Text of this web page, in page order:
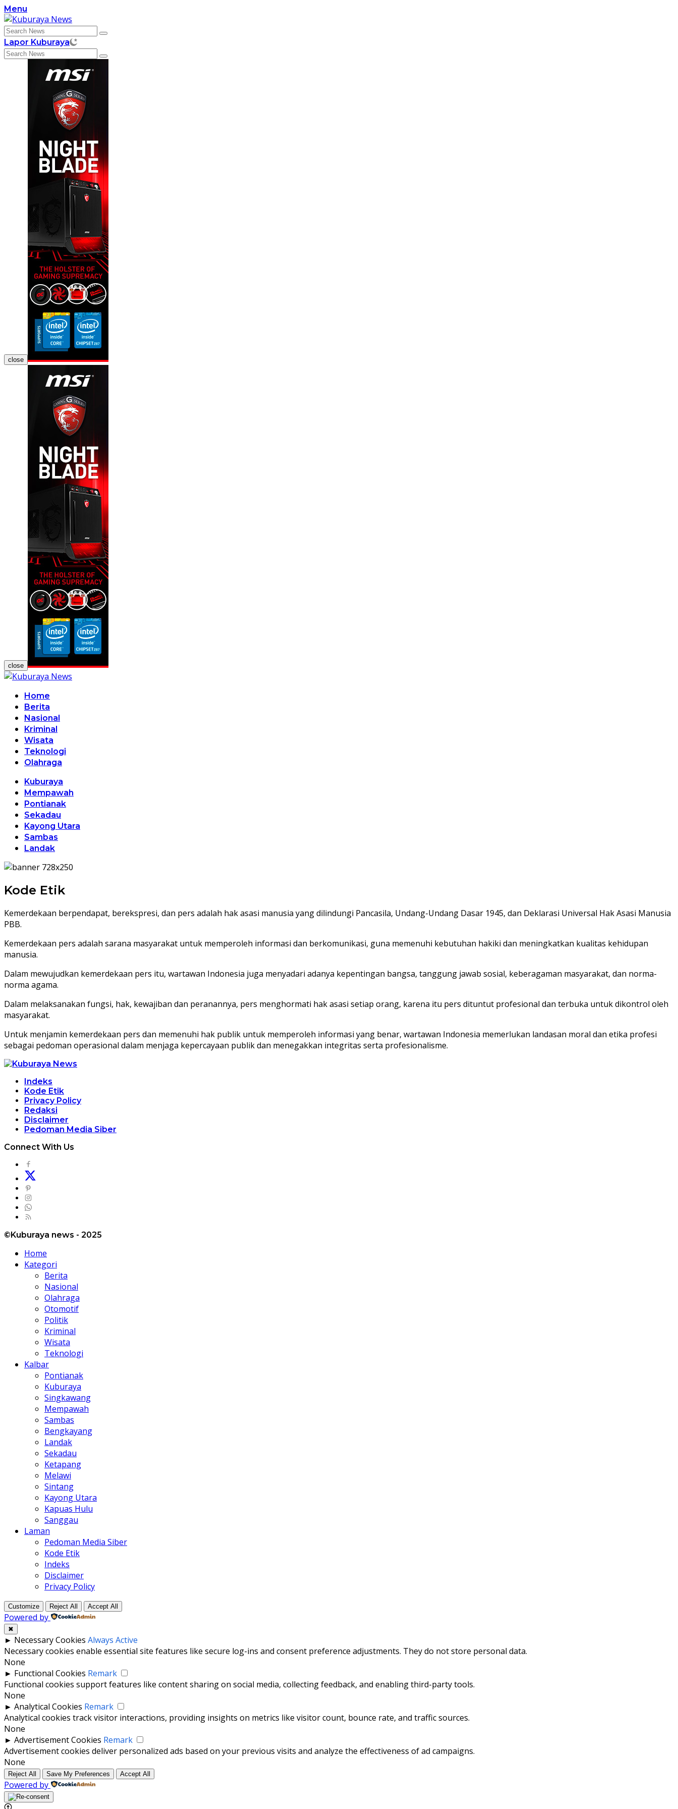
Skip
to
content
Menu
Lapor Kuburaya
close
close
Home
Berita
Nasional
Kriminal
Wisata
Teknologi
Olahraga
Kuburaya
Mempawah
Pontianak
Sekadau
Kayong Utara
Sambas
Landak
Kode Etik
Kemerdekaan berpendapat, berekspresi, dan pers adalah hak asasi manusia yang dilindungi Pancasila, Undang-Undang Dasar 1945, dan Deklarasi Universal Hak Asasi Manusia
PBB.
Kemerdekaan pers adalah sarana masyarakat untuk memperoleh informasi dan berkomunikasi, guna memenuhi kebutuhan hakiki dan meningkatkan kualitas kehidupan
manusia.
Dalam mewujudkan kemerdekaan pers itu, wartawan Indonesia juga menyadari adanya kepentingan bangsa, tanggung jawab sosial, keberagaman masyarakat, dan norma-
norma agama.
Dalam melaksanakan fungsi, hak, kewajiban dan peranannya, pers menghormati hak asasi setiap orang, karena itu pers dituntut profesional dan terbuka untuk dikontrol oleh
masyarakat.
Untuk menjamin kemerdekaan pers dan memenuhi hak publik untuk memperoleh informasi yang benar, wartawan Indonesia memerlukan landasan moral dan etika profesi
sebagai pedoman operasional dalam menjaga kepercayaan publik dan menegakkan integritas serta profesionalisme.
Indeks
Kode Etik
Privacy Policy
Redaksi
Disclaimer
Pedoman Media Siber
Connect With Us
©Kuburaya news - 2025
Home
Kategori
Berita
Nasional
Olahraga
Otomotif
Politik
Kriminal
Wisata
Teknologi
Kalbar
Pontianak
Kuburaya
Singkawang
Mempawah
Sambas
Bengkayang
Landak
Sekadau
Ketapang
Melawi
Sintang
Kayong Utara
Kapuas Hulu
Sanggau
Laman
Pedoman Media Siber
Kode Etik
Indeks
Disclaimer
Privacy Policy
Customize Reject All Accept All
Powered by
✖
► Necessary Cookies Always Active
Necessary cookies enable essential site features like secure log-ins and consent preference adjustments. They do not store personal data.
None
► Functional Cookies Remark
Functional cookies support features like content sharing on social media, collecting feedback, and enabling third-party tools.
None
► Analytical Cookies Remark
Analytical cookies track visitor interactions, providing insights on metrics like visitor count, bounce rate, and traffic sources.
None
► Advertisement Cookies Remark
Advertisement cookies deliver personalized ads based on your previous visits and analyze the effectiveness of ad campaigns.
None
Reject All Save My Preferences Accept All
Powered by